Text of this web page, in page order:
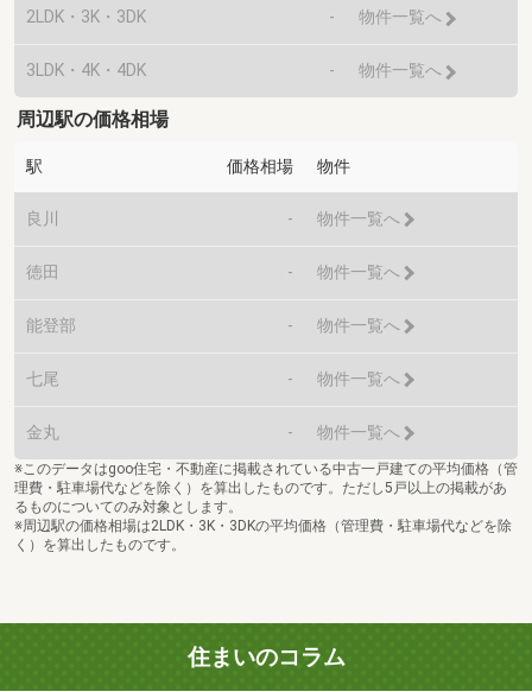
2LDK・3K・3DK - 物件一覧へ
3LDK・4K・4DK - 物件一覧へ
周辺駅の価格相場
駅 価格相場 物件
良川 - 物件一覧へ
徳田 - 物件一覧へ
能登部 - 物件一覧へ
七尾 - 物件一覧へ
金丸 - 物件一覧へ
※このデータはgoo住宅・不動産に掲載されている中古一戸建ての平均価格（管
理費・駐車場代などを除く）を算出したものです。ただし5戸以上の掲載があ
るものについてのみ対象とします。
※周辺駅の価格相場は2LDK・3K・3DKの平均価格（管理費・駐車場代などを除
く）を算出したものです。
住まいのコラム